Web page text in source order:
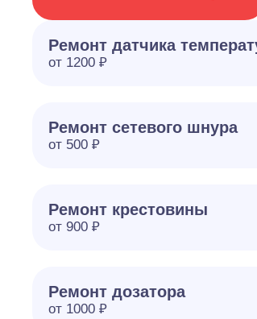
Ремонт датчика
от 1200 ₽
Ремонт сетевого шнура
от 500 ₽
Ремонт крестовины
от 900 ₽
Ремонт дозатора
от 1000 ₽